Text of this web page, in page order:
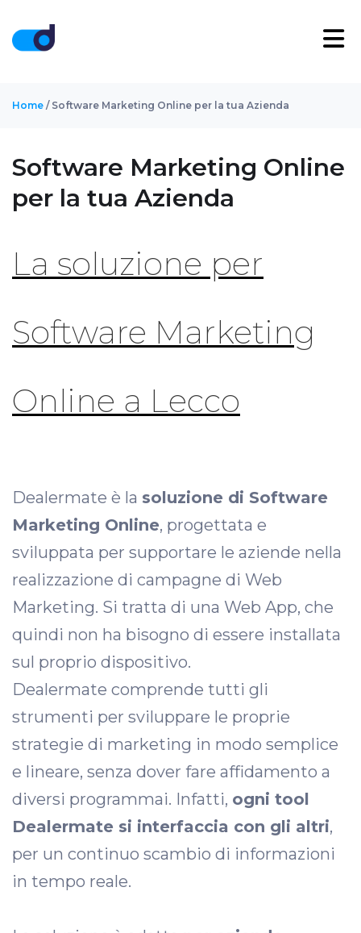
Home / Software Marketing Online per la tua Azienda
Software Marketing Online
per la tua Azienda
La soluzione per
Software Marketing
Online a Lecco
Dealermate è la soluzione di Software
Marketing Online, progettata e
sviluppata per supportare le aziende nella
realizzazione di campagne di Web
Marketing. Si tratta di una Web App, che
quindi non ha bisogno di essere installata
sul proprio dispositivo.
Dealermate comprende tutti gli
strumenti per sviluppare le proprie
strategie di marketing in modo semplice
e lineare, senza dover fare affidamento a
diversi programmai. Infatti, ogni tool
Dealermate si interfaccia con gli altri,
per un continuo scambio di informazioni
in tempo reale.